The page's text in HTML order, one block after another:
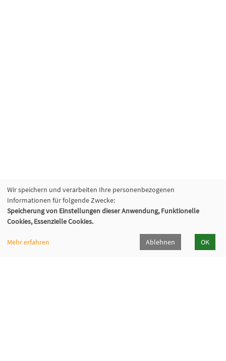
Wir speichern und verarbeiten Ihre personenbezogenen
Informationen für folgende Zwecke:
Speicherung von Einstellungen dieser Anwendung, Funktionelle
Cookies, Essenzielle Cookies.
Mehr erfahren Ablehnen OK